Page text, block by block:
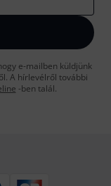
e-mailben küldjünk
A hírlevélről további
-ben talál.